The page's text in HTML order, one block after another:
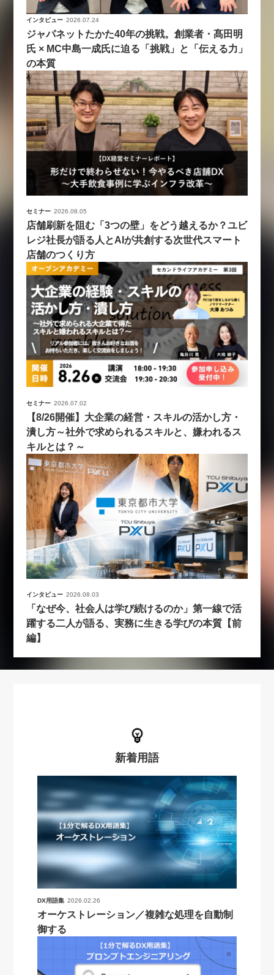
インタビュー 2026.07.24
ジャパネットたかた40年の挑戦。創業者・髙田明
氏 × MC中島一成氏に迫る「挑戦」と「伝える力」
の本質
セミナー 2026.08.05
店舗刷新を阻む「3つの壁」をどう越えるか？ユビ
レジ社長が語る人とAIが共創する次世代スマート
店舗のつくり方
セミナー 2026.07.02
【8/26開催】大企業の経営・スキルの活かし方・
潰し方～社外で求められるスキルと、嫌われるス
キルとは？～
インタビュー 2026.08.03
「なぜ今、社会人は学び続けるのか」第一線で活
躍する二人が語る、実務に生きる学びの本質【前
編】
新着用語
DX用語集 2026.02.26
オーケストレーション／複雑な処理を自動制
御する